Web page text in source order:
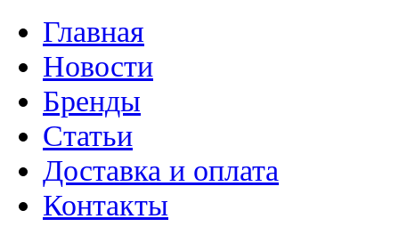
Главная
Новости
Бренды
Статьи
Доставка и оплата
Контакты